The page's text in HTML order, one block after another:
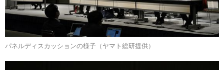
パネルディスカッションの様子（ヤマト総研提供）